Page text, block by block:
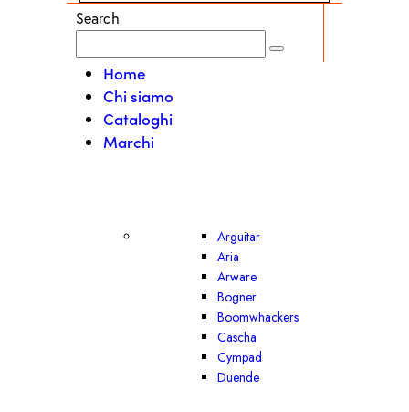
Search
Home
Chi siamo
Cataloghi
Marchi
Arguitar
Aria
Arware
Bogner
Boomwhackers
Cascha
Cympad
Duende